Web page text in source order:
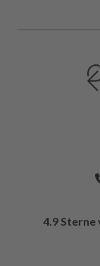
4.9 Sterne